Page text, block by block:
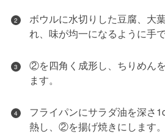
2
ボウルに水切りした豆腐、大
れ、味が均一になるように手で
3
②を四角く成形し、ちりめん
ます。
4
フライパンにサラダ油を深さ
熱し、②を揚げ焼きにします